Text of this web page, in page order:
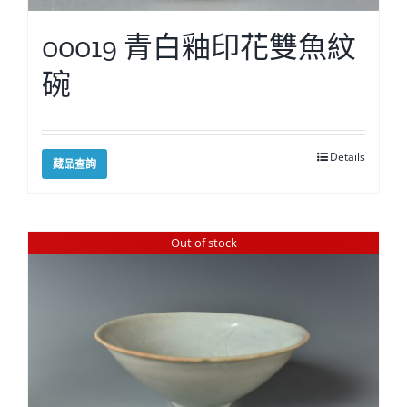
00019 青白釉印花雙魚紋
碗
藏品查詢 Details
Out of stock